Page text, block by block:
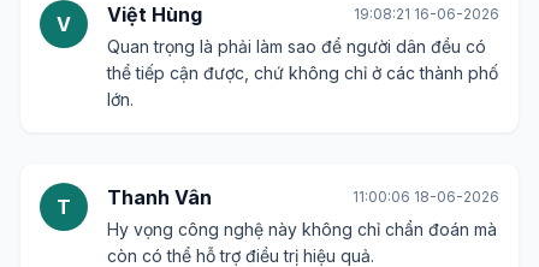
V Việt Hùng 19:08:21 16-06-2026
Quan trọng là phải làm sao để người dân đều có
thể tiếp cận được, chứ không chỉ ở các thành phố
lớn.
T Thanh Vân 11:00:06 18-06-2026
Hy vọng công nghệ này không chỉ chẩn đoán mà
còn có thể hỗ trợ điều trị hiệu quả.